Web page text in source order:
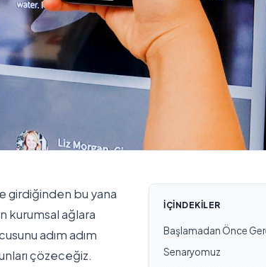
girdiğinden bu yana
kurumsal ağlara
adım adım
çözeceğiz.
İÇINDEKILER
Başlamadan Önce
Senaryomuz